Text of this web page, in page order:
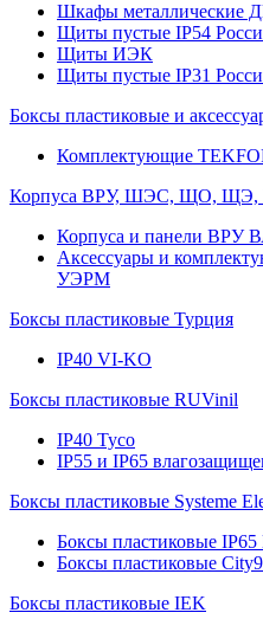
Шкафы металлические
Щиты пустые IP54
Щиты ИЭК
Щиты пустые IP31
Боксы пластиковые и
Комплектующие
Корпуса ВРУ, ШЭС, ЩО,
Корпуса и панели ВРУ
Аксессуары и
УЭРМ
Боксы пластиковые Турция
IP40 VI-KO
Боксы пластиковые RUVinil
IP40 Тусо
IP55 и IP65
Боксы пластиковые Systeme
Боксы пластиковые IP65
Боксы пластиковые
Боксы пластиковые IEK